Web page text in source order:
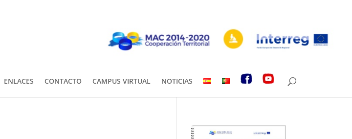
ENLACES CONTACTO CAMPUS VIRTUAL NOTICIAS